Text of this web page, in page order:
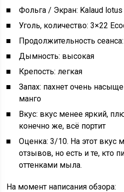
Фольга / Экран: Kalaud lotus
Уголь, количество: 3×22
Продолжительность
Дымность: высокая
Крепость: легкая
Запах: пахнет очень
манго
Вкус: вкус менее яркий,
конечно же, всё портит
Оценка: 3/10. На этот вкус
отзывов, но есть и те, кто
оттенками мыла.
На момент написания обзора: